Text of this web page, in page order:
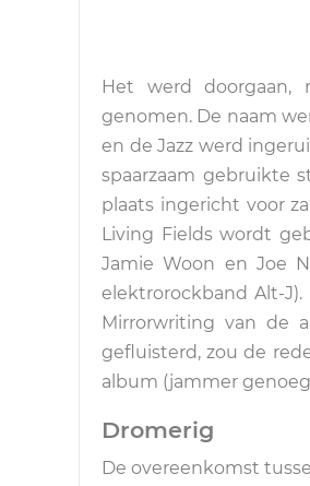
Het werd doorgaan,
genomen. De naam
en de Jazz werd
spaarzaam gebruikte
plaats ingericht voor
Living Fields wordt
Jamie Woon en Joe
elektrorockband Alt-
Mirrorwriting van de
gefluisterd, zou de
album (jammer
Dromerig
De overeenkomst